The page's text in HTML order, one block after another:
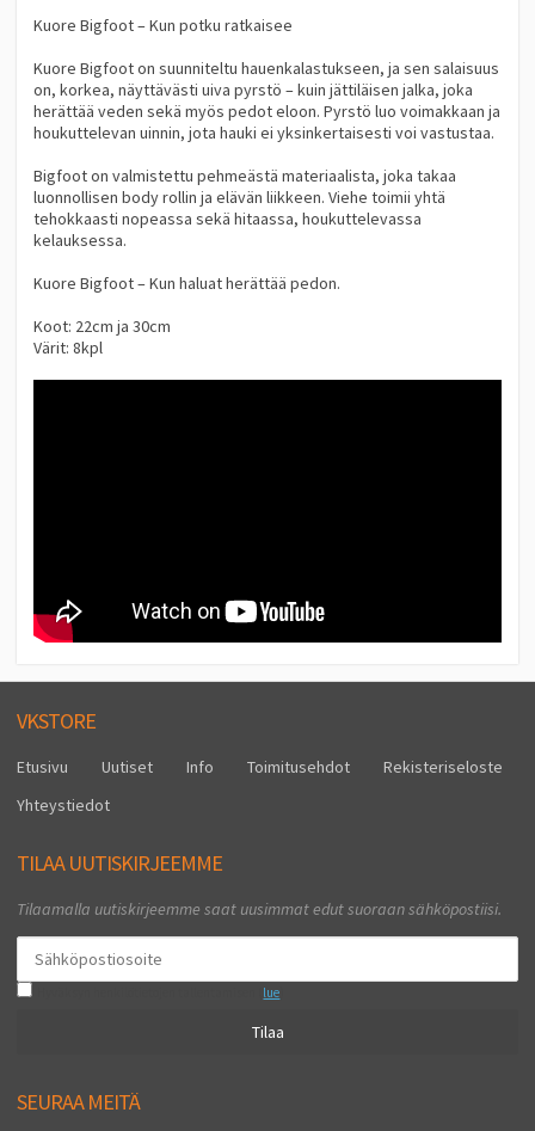
Kuore Bigfoot – Kun potku ratkaisee
Kuore Bigfoot on suunniteltu hauenkalastukseen, ja sen salaisuus
on, korkea, näyttävästi uiva pyrstö – kuin jättiläisen jalka, joka
herättää veden sekä myös pedot eloon. Pyrstö luo voimakkaan ja
houkuttelevan uinnin, jota hauki ei yksinkertaisesti voi vastustaa.
Bigfoot on valmistettu pehmeästä materiaalista, joka takaa
luonnollisen body rollin ja elävän liikkeen. Viehe toimii yhtä
tehokkaasti nopeassa sekä hitaassa, houkuttelevassa
kelauksessa.
Kuore Bigfoot – Kun haluat herättää pedon.
Koot: 22cm ja 30cm
Värit: 8kpl
VKSTORE
Etusivu Uutiset Info Toimitusehdot
Rekisteriseloste
Yhteystiedot
TILAA UUTISKIRJEEMME
Tilaamalla uutiskirjeemme saat uusimmat edut suoraan sähköpostiisi.
lue
Tilaa
SEURAA MEITÄ